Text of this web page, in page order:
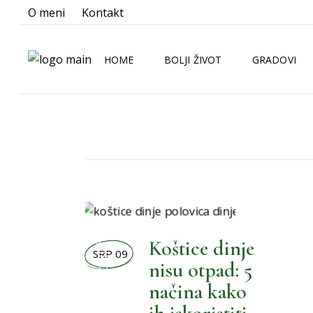
O meni Kontakt
HOME BOLJI ŽIVOT
BOLJI LJUBIMCI
BOLJI MALENI
BOLJI ORMAR
BOLJI PRAZNICI
GRADOVI
BOLJI ŽIVOT
SRP 09
Koštice dinje
nisu otpad: 5
načina kako